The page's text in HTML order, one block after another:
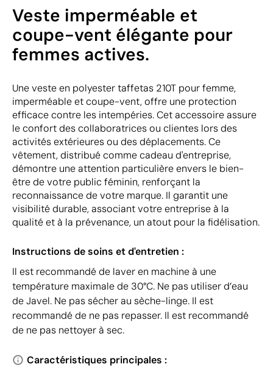
Veste imperméable et
coupe-vent élégante pour
femmes actives.
Une veste en polyester taffetas 210T pour femme,
imperméable et coupe-vent, offre une protection
efficace contre les intempéries. Cet accessoire assure
le confort des collaboratrices ou clientes lors des
activités extérieures ou des déplacements. Ce
vêtement, distribué comme cadeau d'entreprise,
démontre une attention particulière envers le bien-
être de votre public féminin, renforçant la
reconnaissance de votre marque. Il garantit une
visibilité durable, associant votre entreprise à la
qualité et à la prévenance, un atout pour la fidélisation.
Instructions de soins et d'entretien :
Il est recommandé de laver en machine à une
température maximale de 30°C. Ne pas utiliser d’eau
de Javel. Ne pas sécher au sèche-linge. Il est
recommandé de ne pas repasser. Il est recommandé
de ne pas nettoyer à sec.
Caractéristiques principales :